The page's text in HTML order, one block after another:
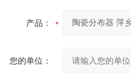
产品：
您的单位：